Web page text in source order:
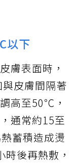
以下
膚表面時，
皮膚間隔著
高至50℃，
通常約15至
蓄積造成燙
後再熱敷，